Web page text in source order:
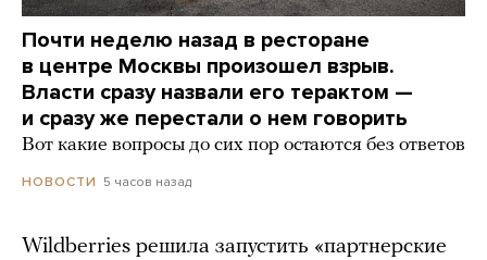
Почти неделю назад в ресторане
в центре Москвы произошел взрыв.
Власти сразу назвали его терактом —
и сразу же перестали о нем говорить
Вот какие вопросы до сих пор остаются без ответов
НОВОСТИ 5 часов назад
Wildberries решила запустить «партнерские